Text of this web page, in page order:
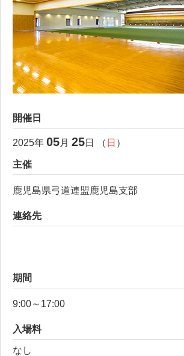
開催日
2025年 05月 25日 （ 日 ）
主催
鹿児島県弓道連盟鹿児島支部
連絡先
期間
9:00～17:00
入場料
なし